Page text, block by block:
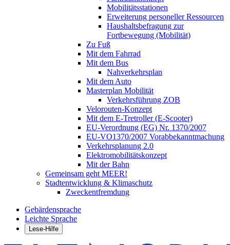
Mobilitätsstationen
Erweiterung personeller Ressourcen
Haushaltsbefragung zur
Fortbewegung (Mobilität)
Zu Fuß
Mit dem Fahrrad
Mit dem Bus
Nahverkehrsplan
Mit dem Auto
Masterplan Mobilität
Verkehrsführung ZOB
Velorouten-Konzept
Mit dem E-Tretroller (E-Scooter)
EU-Verordnung (EG) Nr. 1370/2007
EU-VO1370/2007 Vorabbekanntmachung
Verkehrsplanung 2.0
Elektromobilitätskonzept
Mit der Bahn
Gemeinsam geht MEER!
Stadtentwicklung & Klimaschutz
Zweckentfremdung
Gebärdensprache
Leichte Sprache
Lese-Hilfe